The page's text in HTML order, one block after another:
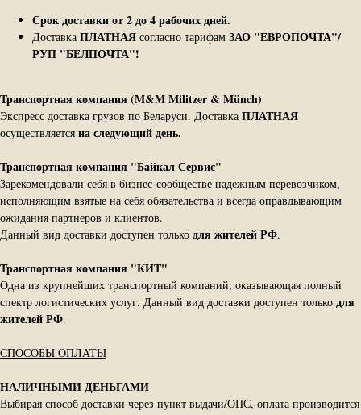
Срок доставки от 2 до 4 рабочих дней.
Доставка ПЛАТНАЯ согласно тарифам ЗАО "ЕВРОПОЧТА"/
РУП "БЕЛПОЧТА"!
Транспортная компания (M&M Militzer & Münch)
Экспресс доставка грузов по Беларуси. Доставка ПЛАТНАЯ
осуществляется на следующий день.
Транспортная компания "Байкал Сервис"
Зарекомендовали себя в бизнес-сообществе надежным перевозчиком,
исполняющим взятые на себя обязательства и всегда оправдывающим
ожидания партнеров и клиентов.
Данный вид доставки доступен только для жителей РФ.
Транспортная компания "КИТ"
Одна из крупнейших транспортный компаний, оказывающая полный
спектр логистических услуг. Данный вид доставки доступен только для
жителей РФ.
СПОСОБЫ ОПЛАТЫ
НАЛИЧНЫМИ ДЕНЬГАМИ
Выбирая способ доставки через пункт выдачи/ОПС, оплата производится